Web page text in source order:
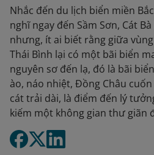
Nhắc đến du lịch biển miền
nghĩ ngay đến Sầm Sơn, Cát
nhưng, ít ai biết rằng giữa
Thái Bình lại có một bãi biển
nguyên sơ đến lạ, đó là bãi
ào, náo nhiệt, Đồng Châu
cát trải dài, là điểm đến lý
kiếm một không gian thư giãn